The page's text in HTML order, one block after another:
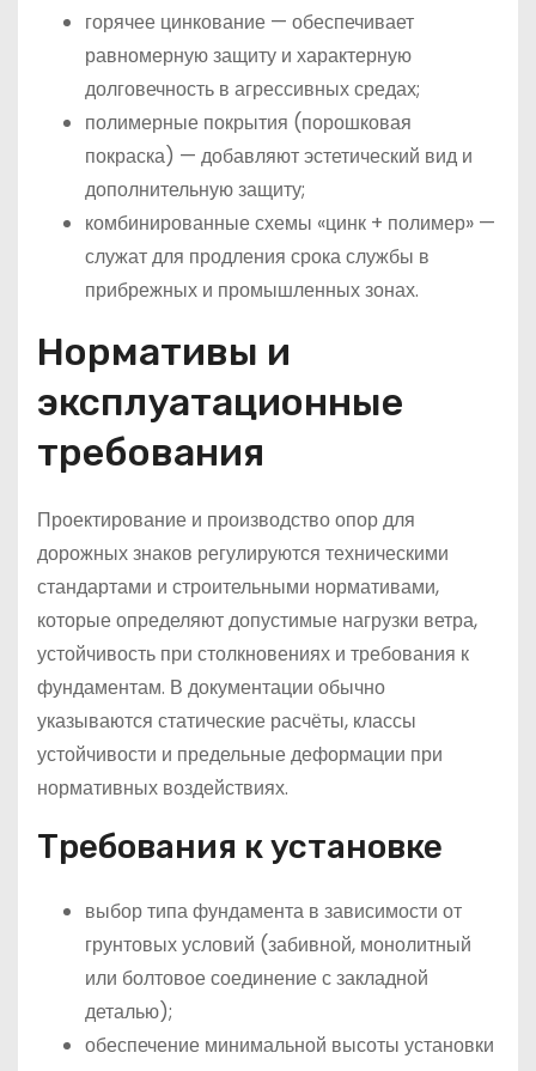
горячее цинкование — обеспечивает
равномерную защиту и характерную
долговечность в агрессивных средах;
полимерные покрытия (порошковая
покраска) — добавляют эстетический вид и
дополнительную защиту;
комбинированные схемы «цинк + полимер» —
служат для продления срока службы в
прибрежных и промышленных зонах.
Нормативы и
эксплуатационные
требования
Проектирование и производство опор для
дорожных знаков регулируются техническими
стандартами и строительными нормативами,
которые определяют допустимые нагрузки ветра,
устойчивость при столкновениях и требования к
фундаментам. В документации обычно
указываются статические расчёты, классы
устойчивости и предельные деформации при
нормативных воздействиях.
Требования к установке
выбор типа фундамента в зависимости от
грунтовых условий (забивной, монолитный
или болтовое соединение с закладной
деталью);
обеспечение минимальной высоты установки